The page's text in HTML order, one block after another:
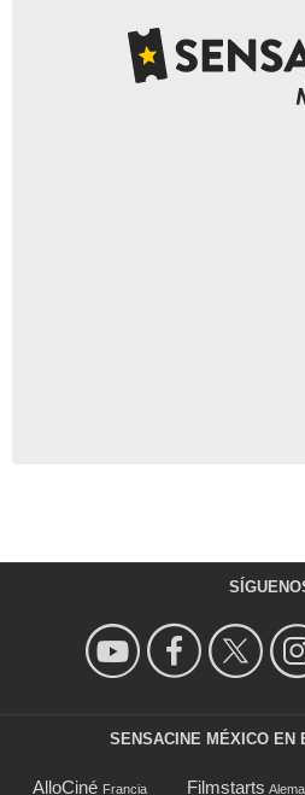
SENSACINE MÉXICO EN
AlloCiné Francia Filmstarts